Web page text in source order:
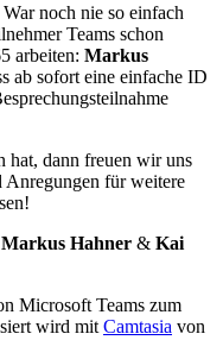
noch nie so einfach
Teams schon
arbeiten: Markus
ab sofort eine einfache ID
hat, dann freuen wir uns
Anregungen für weitere
Markus Hahner & Kai
Microsoft Teams zum
wird mit Camtasia von